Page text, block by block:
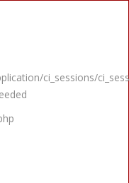
ci_sessions/